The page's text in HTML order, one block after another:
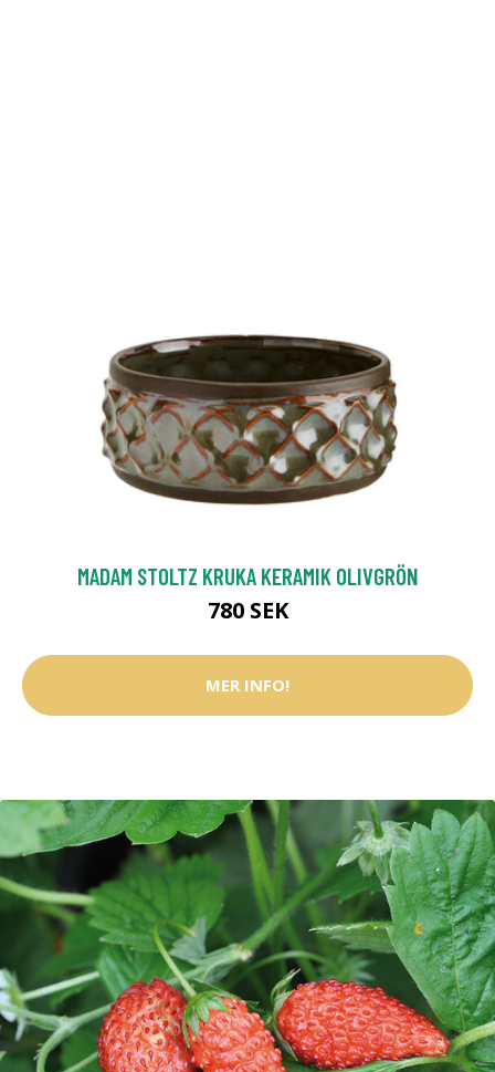
MADAM STOLTZ KRUKA KERAMIK OLIVGRÖN
780 SEK
MER INFO!